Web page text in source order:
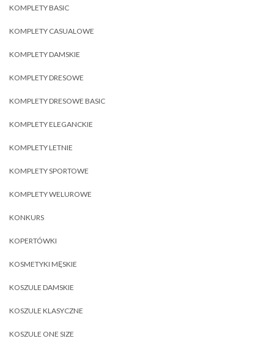
KOMPLETY BASIC
KOMPLETY CASUALOWE
KOMPLETY DAMSKIE
KOMPLETY DRESOWE
KOMPLETY DRESOWE BASIC
KOMPLETY ELEGANCKIE
KOMPLETY LETNIE
KOMPLETY SPORTOWE
KOMPLETY WELUROWE
KONKURS
KOPERTÓWKI
KOSMETYKI MĘSKIE
KOSZULE DAMSKIE
KOSZULE KLASYCZNE
KOSZULE ONE SIZE